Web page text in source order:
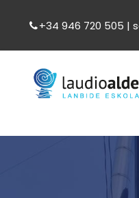
+34 946 720 505 |